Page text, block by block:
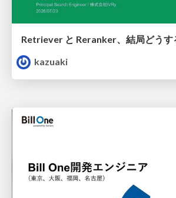
Retriever と Reranker、結局どうす
kazuaki